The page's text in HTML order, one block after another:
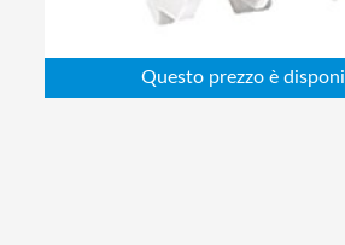
Cablaggio
Elettronica
Edilizia